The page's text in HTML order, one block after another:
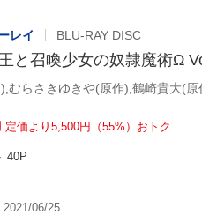
レイ BLU-RAY DISC
と召喚少女の奴隷魔術Ω
定価より5,500円（55%）おトク
40P
06/25